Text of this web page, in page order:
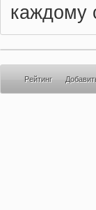
каждому
Рейтинг